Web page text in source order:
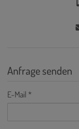
Anfrage senden
E-Mail